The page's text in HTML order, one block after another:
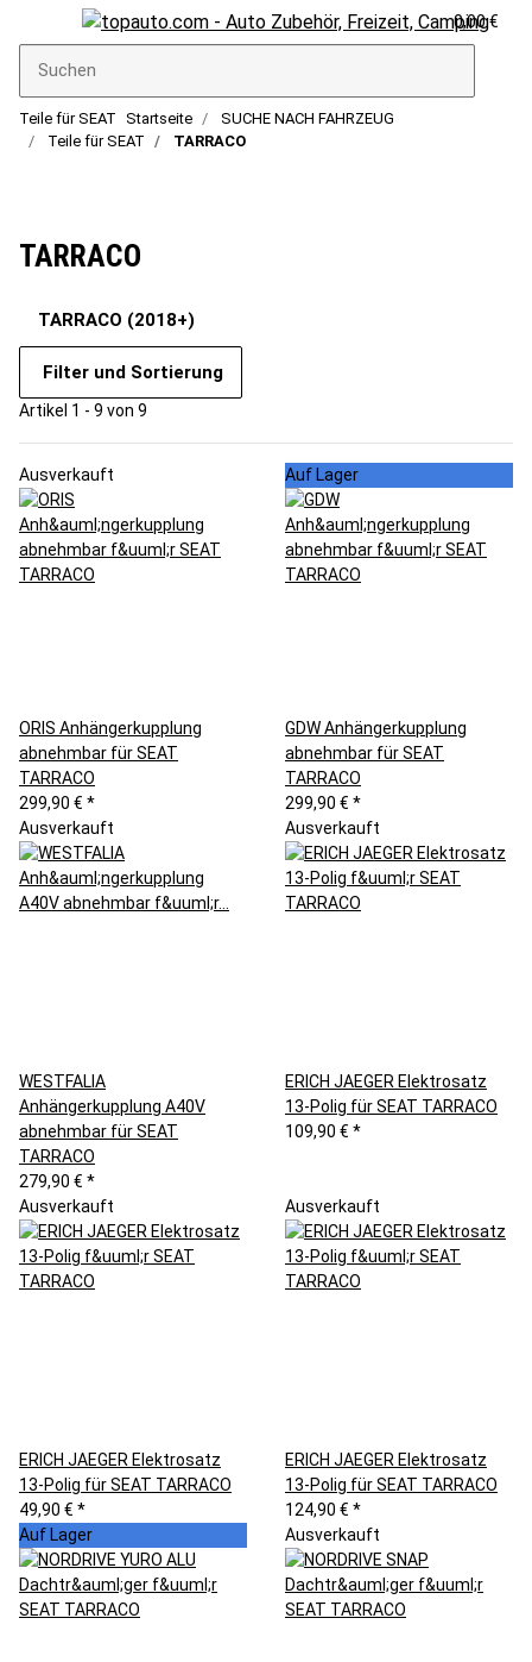
0,00 €
Teile für SEAT Startseite
SUCHE NACH FAHRZEUG
Teile für SEAT
TARRACO
TARRACO
TARRACO (2018+)
Filter und Sortierung
Artikel 1 - 9 von 9
Ausverkauft
ORIS Anhängerkupplung
abnehmbar für SEAT
TARRACO
299,90 € *
Auf Lager
GDW Anhängerkupplung
abnehmbar für SEAT
TARRACO
299,90 € *
Ausverkauft
WESTFALIA
Anhängerkupplung A40V
abnehmbar für SEAT
TARRACO
279,90 € *
Ausverkauft
ERICH JAEGER Elektrosatz
13-Polig für SEAT TARRACO
109,90 € *
Ausverkauft
ERICH JAEGER Elektrosatz
13-Polig für SEAT TARRACO
49,90 € *
Ausverkauft
ERICH JAEGER Elektrosatz
13-Polig für SEAT TARRACO
124,90 € *
Auf Lager
Ausverkauft